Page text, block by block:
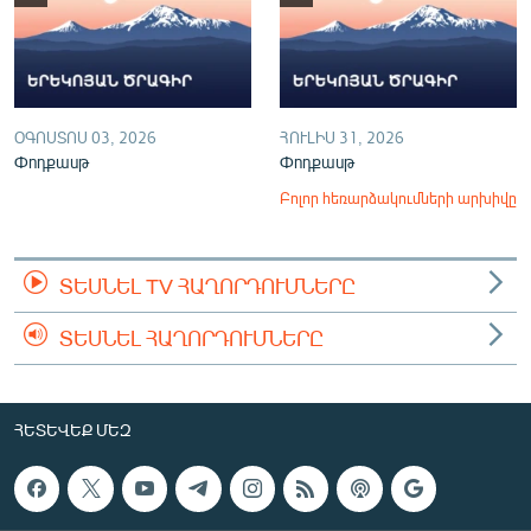
ՕԳՈՍՏՈՍ 03, 2026
Փոդքասթ
ՀՈՒԼԻՍ 31, 2026
Փոդքասթ
Բոլոր հեռարձակումների արխիվը
ՏԵՍՆԵԼ TV ՀԱՂՈՐԴՈՒՄՆԵՐԸ
ՏԵՍՆԵԼ ՀԱՂՈՐԴՈՒՄՆԵՐԸ
ՀԵՏԵՎԵՔ ՄԵԶ